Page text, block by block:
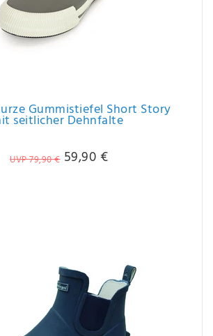
Gummistiefel Short Story
seitlicher Dehnfalte
UVP 79,90 € 59,90 €